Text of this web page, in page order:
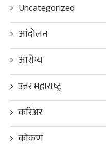
Uncategorized
आंदोलन
आरोग्य
उत्तर महाराष्ट्र
करिअर
कोकण